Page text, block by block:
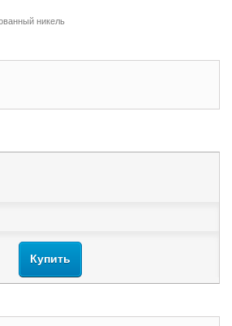
никель
Купить